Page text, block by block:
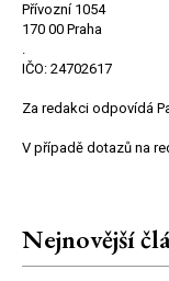
Přívozní 1054
170 00 Praha
.
IČO: 24702617
Za redakci odpovídá
V případě dotazů na
Nejnovější